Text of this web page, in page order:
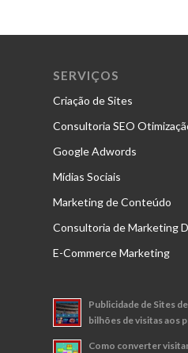
SERVIÇOS
Criação de Sites
Consultoria SEO
Google Adwords
Mídias Sociais
Marketing de Conteúdo
Consultoria de Marketing
E-Commerce Marketing
Publicidade de Sites
bilhões de visitas aos
Como converter